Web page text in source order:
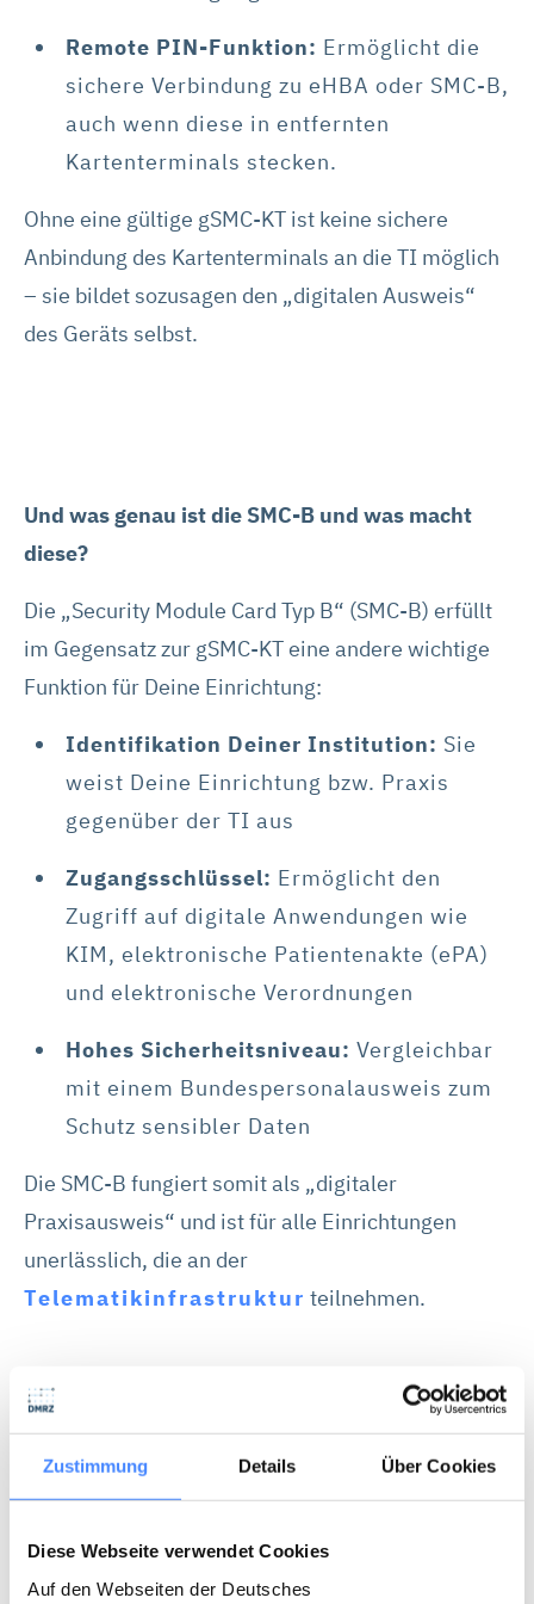
Zustimmung Details Über Cookies
Diese Webseite verwendet Cookies
Auf den Webseiten der Deutsches
Remote PIN-Funktion: Ermöglicht die
sichere Verbindung zu eHBA oder SMC-B,
auch wenn diese in entfernten
Kartenterminals stecken.
Ohne eine gültige gSMC-KT ist keine sichere
Anbindung des Kartenterminals an die TI möglich
– sie bildet sozusagen den „digitalen Ausweis“
des Geräts selbst.
Und was genau ist die SMC-B und was macht
diese?
Die „Security Module Card Typ B“ (SMC-B) erfüllt
im Gegensatz zur gSMC-KT eine andere wichtige
Funktion für Deine Einrichtung:
Identifikation Deiner Institution: Sie
weist Deine Einrichtung bzw. Praxis
gegenüber der TI aus
Zugangsschlüssel: Ermöglicht den
Zugriff auf digitale Anwendungen wie
KIM, elektronische Patientenakte (ePA)
und elektronische Verordnungen
Hohes Sicherheitsniveau: Vergleichbar
mit einem Bundespersonalausweis zum
Schutz sensibler Daten
Die SMC-B fungiert somit als „digitaler
Praxisausweis“ und ist für alle Einrichtungen
unerlässlich, die an der
Telematikinfrastruktur teilnehmen.
gSMC-KT und SMC-B im direkten Vergleich
Funktion
Authentifizierung